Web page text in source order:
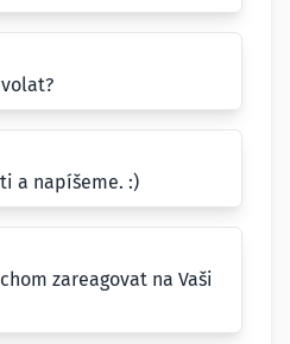
a napíšeme. :)
zareagovat na Vaši